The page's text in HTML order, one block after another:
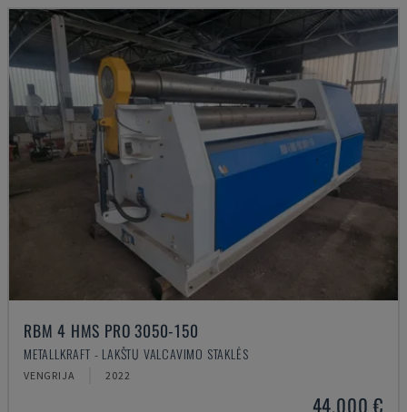
RBM 4 HMS PRO 3050-150
METALLKRAFT - LAKŠTŲ VALCAVIMO STAKLĖS
VENGRIJA 2022
44.000 €